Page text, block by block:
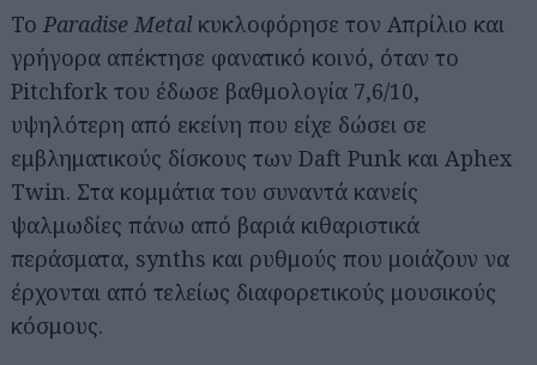
Το Paradise Metal κυκλοφόρησε τον Απρίλιο και
γρήγορα απέκτησε φανατικό κοινό, όταν το
Pitchfork του έδωσε βαθμολογία 7,6/10,
υψηλότερη από εκείνη που είχε δώσει σε
εμβληματικούς δίσκους των Daft Punk και Aphex
Twin. Στα κομμάτια του συναντά κανείς
ψαλμωδίες πάνω από βαριά κιθαριστικά
περάσματα, synths και ρυθμούς που μοιάζουν να
έρχονται από τελείως διαφορετικούς μουσικούς
κόσμους.